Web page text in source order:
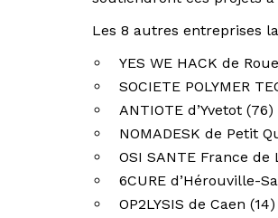
Les 8 autres entreprises
YES WE HACK de
SOCIETE POLYMER
ANTIOTE d’Yvetot (76)
NOMADESK de Petit
OSI SANTE France de
6CURE d’Hérouville-
OP2LYSIS de Caen (14)